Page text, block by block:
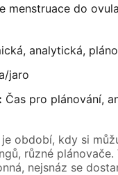
menstruace do
analytická,
jaro
Čas pro plánování,
je období, kdy si
různé
nejsnáz se